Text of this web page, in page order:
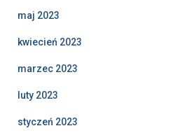
maj 2023
kwiecień 2023
marzec 2023
luty 2023
styczeń 2023